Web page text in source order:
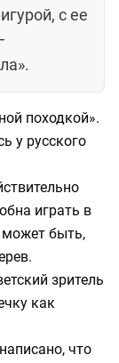
с ее
походкой».
у русского
играть в
может быть,
зритель
как
что